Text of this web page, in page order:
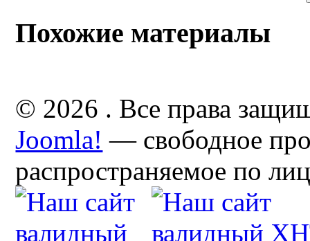
Похожие материалы
© 2026 . Все права
Joomla! — свободное
распространяемое по